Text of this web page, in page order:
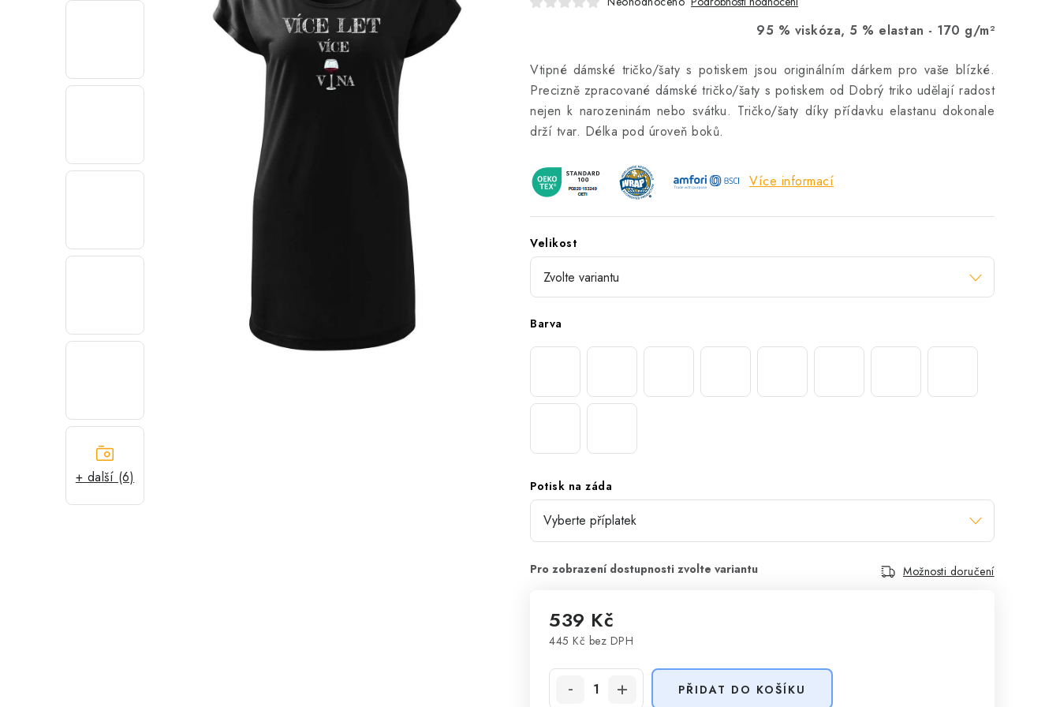
+ další (6)
95 % viskóza, 5 % elastan - 170 g/m²
Vtipné dámské tričko/šaty s potiskem jsou originálním dárkem pro vaše blízké.
Precizně zpracované dámské tričko/šaty s potiskem od Dobrý triko udělají radost
nejen k narozeninám nebo svátku. Tričko/šaty díky přídavku elastanu dokonale
drží tvar. Délka pod úroveň boků.
Více informací
Velikost
Barva
Potisk na záda
Možnosti doručení
539 Kč
445 Kč bez DPH
PŘIDAT DO KOŠÍKU